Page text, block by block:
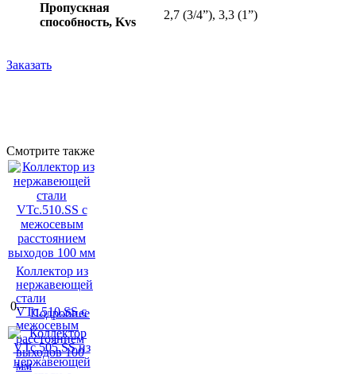
Пропускная
способность, Kvs
2,7 (3/4”), 3,3 (1”)
Заказать
Смотрите также
Коллектор из
нержавеющей
стали
VTc.510.SS с
межосевым
расстоянием
выходов 100
мм
0.–
Подробнее